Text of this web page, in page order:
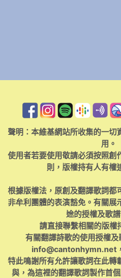
聲明：本維基網站所收集的一切
用。
使用者若要使用敬請必須按照創
則，版權持有人有權
根據版權法，原創及翻譯歌詞都
非牟利團體的表演豁免。有關展
途的授權及歌譜
請直接聯繫相關的版權
有關翻譯詩歌的使用授權
info@cantonhymn.net
特此鳴謝所有允許讓歌詞在此轉
與，為這裡的翻譯歌詞製作首